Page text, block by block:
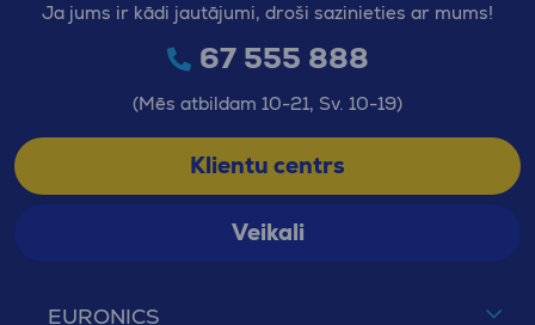
EURONICS
Ja jums ir kādi jautājumi, droši sazinieties ar mums!
67 555 888
(Mēs atbildam 10-21, Sv. 10-19)
Klientu centrs
Veikali